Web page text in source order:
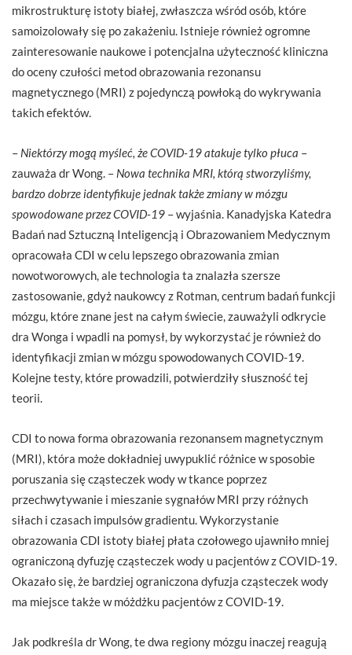
mikrostrukturę istoty białej, zwłaszcza wśród osób, które
samoizolowały się po zakażeniu. Istnieje również ogromne
zainteresowanie naukowe i potencjalna użyteczność kliniczna
do oceny czułości metod obrazowania rezonansu
magnetycznego (MRI) z pojedynczą powłoką do wykrywania
takich efektów.
– Niektórzy mogą myśleć, że COVID-19 atakuje tylko płuca –
zauważa dr Wong. – Nowa technika MRI, którą stworzyliśmy,
bardzo dobrze identyfikuje jednak także zmiany w mózgu
spowodowane przez COVID-19 – wyjaśnia. Kanadyjska Katedra
Badań nad Sztuczną Inteligencją i Obrazowaniem Medycznym
opracowała CDI w celu lepszego obrazowania zmian
nowotworowych, ale technologia ta znalazła szersze
zastosowanie, gdyż naukowcy z Rotman, centrum badań funkcji
mózgu, które znane jest na całym świecie, zauważyli odkrycie
dra Wonga i wpadli na pomysł, by wykorzystać je również do
identyfikacji zmian w mózgu spowodowanych COVID-19.
Kolejne testy, które prowadzili, potwierdziły słuszność tej
teorii.
CDI to nowa forma obrazowania rezonansem magnetycznym
(MRI), która może dokładniej uwypuklić różnice w sposobie
poruszania się cząsteczek wody w tkance poprzez
przechwytywanie i mieszanie sygnałów MRI przy różnych
siłach i czasach impulsów gradientu. Wykorzystanie
obrazowania CDI istoty białej płata czołowego ujawniło mniej
ograniczoną dyfuzję cząsteczek wody u pacjentów z COVID-19.
Okazało się, że bardziej ograniczona dyfuzja cząsteczek wody
ma miejsce także w móżdżku pacjentów z COVID-19.
Jak podkreśla dr Wong, te dwa regiony mózgu inaczej reagują